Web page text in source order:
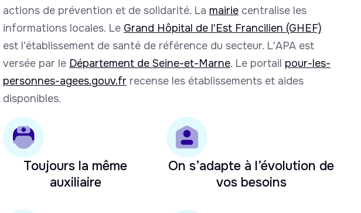
actions de prévention et de solidarité. La mairie centralise les
informations locales. Le Grand Hôpital de l'Est Francilien (GHEF)
est l'établissement de santé de référence du secteur. L'APA est
versée par le Département de Seine-et-Marne. Le portail pour-les-
personnes-agees.gouv.fr recense les établissements et aides
disponibles.
Toujours la même
auxiliaire
On s’adapte à l’évolution de
vos besoins